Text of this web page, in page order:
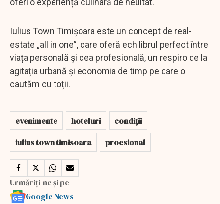
Iulius Town Timișoara este un concept de real-
estate „all in one”, care oferă echilibrul perfect între
viața personală și cea profesională, un respiro de la
agitația urbană și economia de timp pe care o
cautăm cu toții.
evenimente hoteluri
condiții
iulius town timisoara
proesional
Urmăriți-ne și pe
Google News